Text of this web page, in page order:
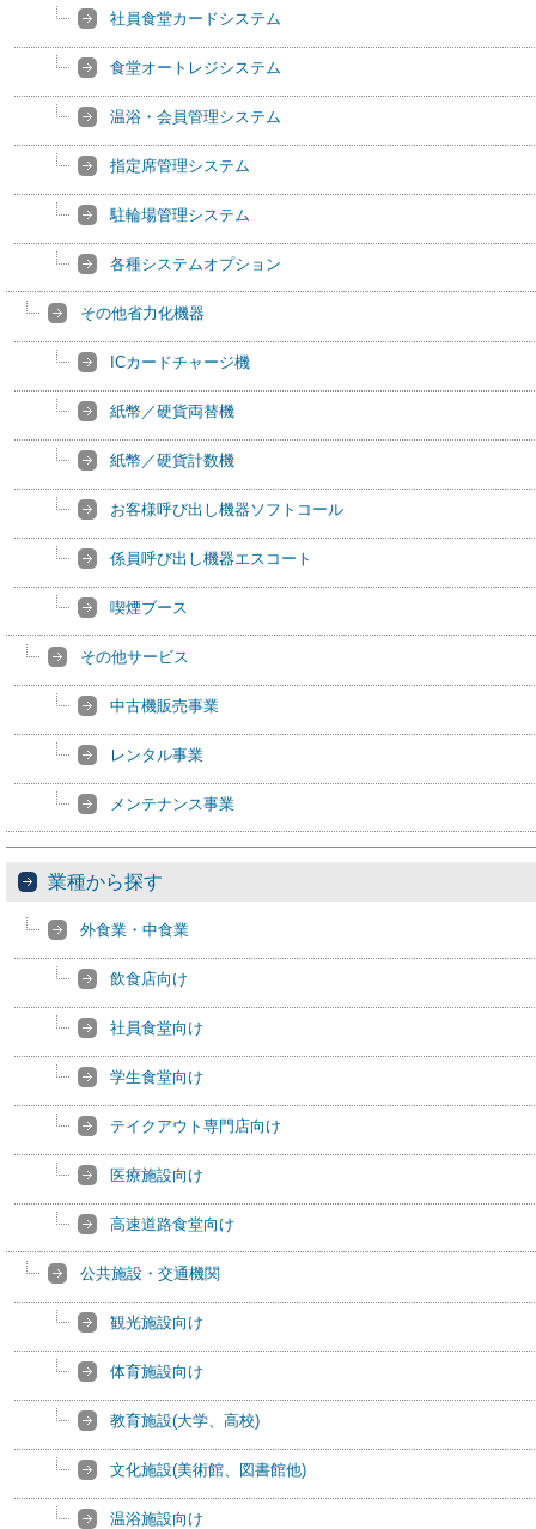
社員食堂カードシステム
食堂オートレジシステム
温浴・会員管理システム
指定席管理システム
駐輪場管理システム
各種システムオプション
その他省力化機器
ICカードチャージ機
紙幣／硬貨両替機
紙幣／硬貨計数機
お客様呼び出し機器ソフトコール
係員呼び出し機器エスコート
喫煙ブース
その他サービス
中古機販売事業
レンタル事業
メンテナンス事業
業種から探す
外食業・中食業
飲食店向け
社員食堂向け
学生食堂向け
テイクアウト専門店向け
医療施設向け
高速道路食堂向け
公共施設・交通機関
観光施設向け
体育施設向け
教育施設(大学、高校)
文化施設(美術館、図書館他)
温浴施設向け